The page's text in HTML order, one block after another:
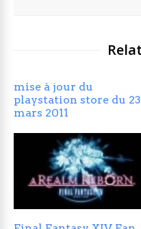
mise à jour du
playstation store du 23
mars 2011